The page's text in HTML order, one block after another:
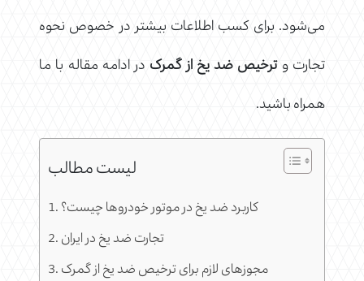
می‌شود. برای کسب اطلاعات بیشتر در خصوص نحوه
تجارت وترخیص ضد یخ از گمرک در ادامه مقاله با ما
همراه باشید.
لیست مطالب
کاربرد ضد یخ در موتور خودروها چیست؟
تجارت ضد یخ در ایران
مجوزهای لازم برای ترخیص ضد یخ از گمرک